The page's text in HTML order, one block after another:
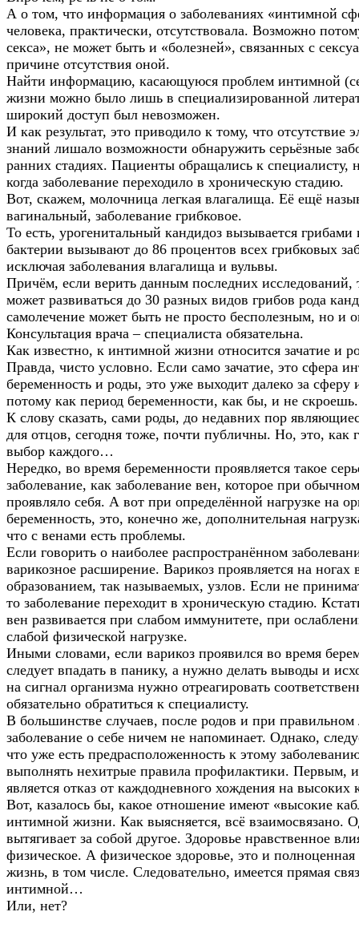
А о том, что информация о заболеваниях «интимной
человека, практически, отсутствовала. Возможно
секса», не может быть и «болезней», связанных с
причине отсутствия оной.
Найти информацию, касающуюся проблем интимной
жизни можно было лишь в специализированной
широкий доступ был невозможен.
И как результат, это приводило к тому, что отсутствие
знаний лишало возможности обнаружить серьёзные
ранних стадиях. Пациенты обращались к специалисту,
когда заболевание переходило в хроническую стадию.
Вот, скажем, молочница легкая влагалища. Её ещё
вагинальный, заболевание грибковое.
То есть, урогенитальный кандидоз вызывается
бактерии вызывают до 86 процентов всех грибковых
исключая заболевания влагалища и вульвы.
Причём, если верить данным последних исследований,
может развиваться до 30 разных видов грибов рода
самолечение может быть не просто бесполезным, но и
Консультация врача – специалиста обязательна.
Как известно, к интимной жизни относится зачатие и
Правда, чисто условно. Если само зачатие, это сфера
беременность и роды, это уже выходит далеко за сферу
потому как период беременности, как бы, и не скроешь.
К слову сказать, сами роды, до недавних пор
для отцов, сегодня тоже, почти публичны. Но, это, как
выбор каждого…
Нередко, во время беременности проявляется такое
заболевание, как заболевание вен, которое при
проявляло себя. А вот при определённой нагрузке на
беременность, это, конечно же, дополнительная
что с венами есть проблемы.
Если говорить о наиболее распространённом
варикозное расширение. Варикоз проявляется на ногах
образованием, так называемых, узлов. Если не
то заболевание переходит в хроническую стадию.
вен развивается при слабом иммунитете, при
слабой физической нагрузке.
Иными словами, если варикоз проявился во время
следует впадать в панику, а нужно делать выводы и
на сигнал организма нужно отреагировать
обязательно обратиться к специалисту.
В большинстве случаев, после родов и при правильном
заболевание о себе ничем не напоминает. Однако,
что уже есть предрасположенность к этому
выполнять нехитрые правила профилактики. Первым,
является отказ от каждодневного хождения на высоких
Вот, казалось бы, какое отношение имеют «высокие
интимной жизни. Как выясняется, всё взаимосвязано.
вытягивает за собой другое. Здоровье нравственное
физическое. А физическое здоровье, это и полноценная
жизнь, в том числе. Следовательно, имеется прямая
интимной…
Или, нет?